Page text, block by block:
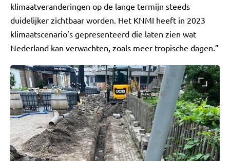
klimaatveranderingen op de lange termijn steeds
duidelijker zichtbaar worden. Het KNMI heeft in 2023
klimaatscenario’s gepresenteerd die laten zien wat
Nederland kan verwachten, zoals meer tropische dagen.”